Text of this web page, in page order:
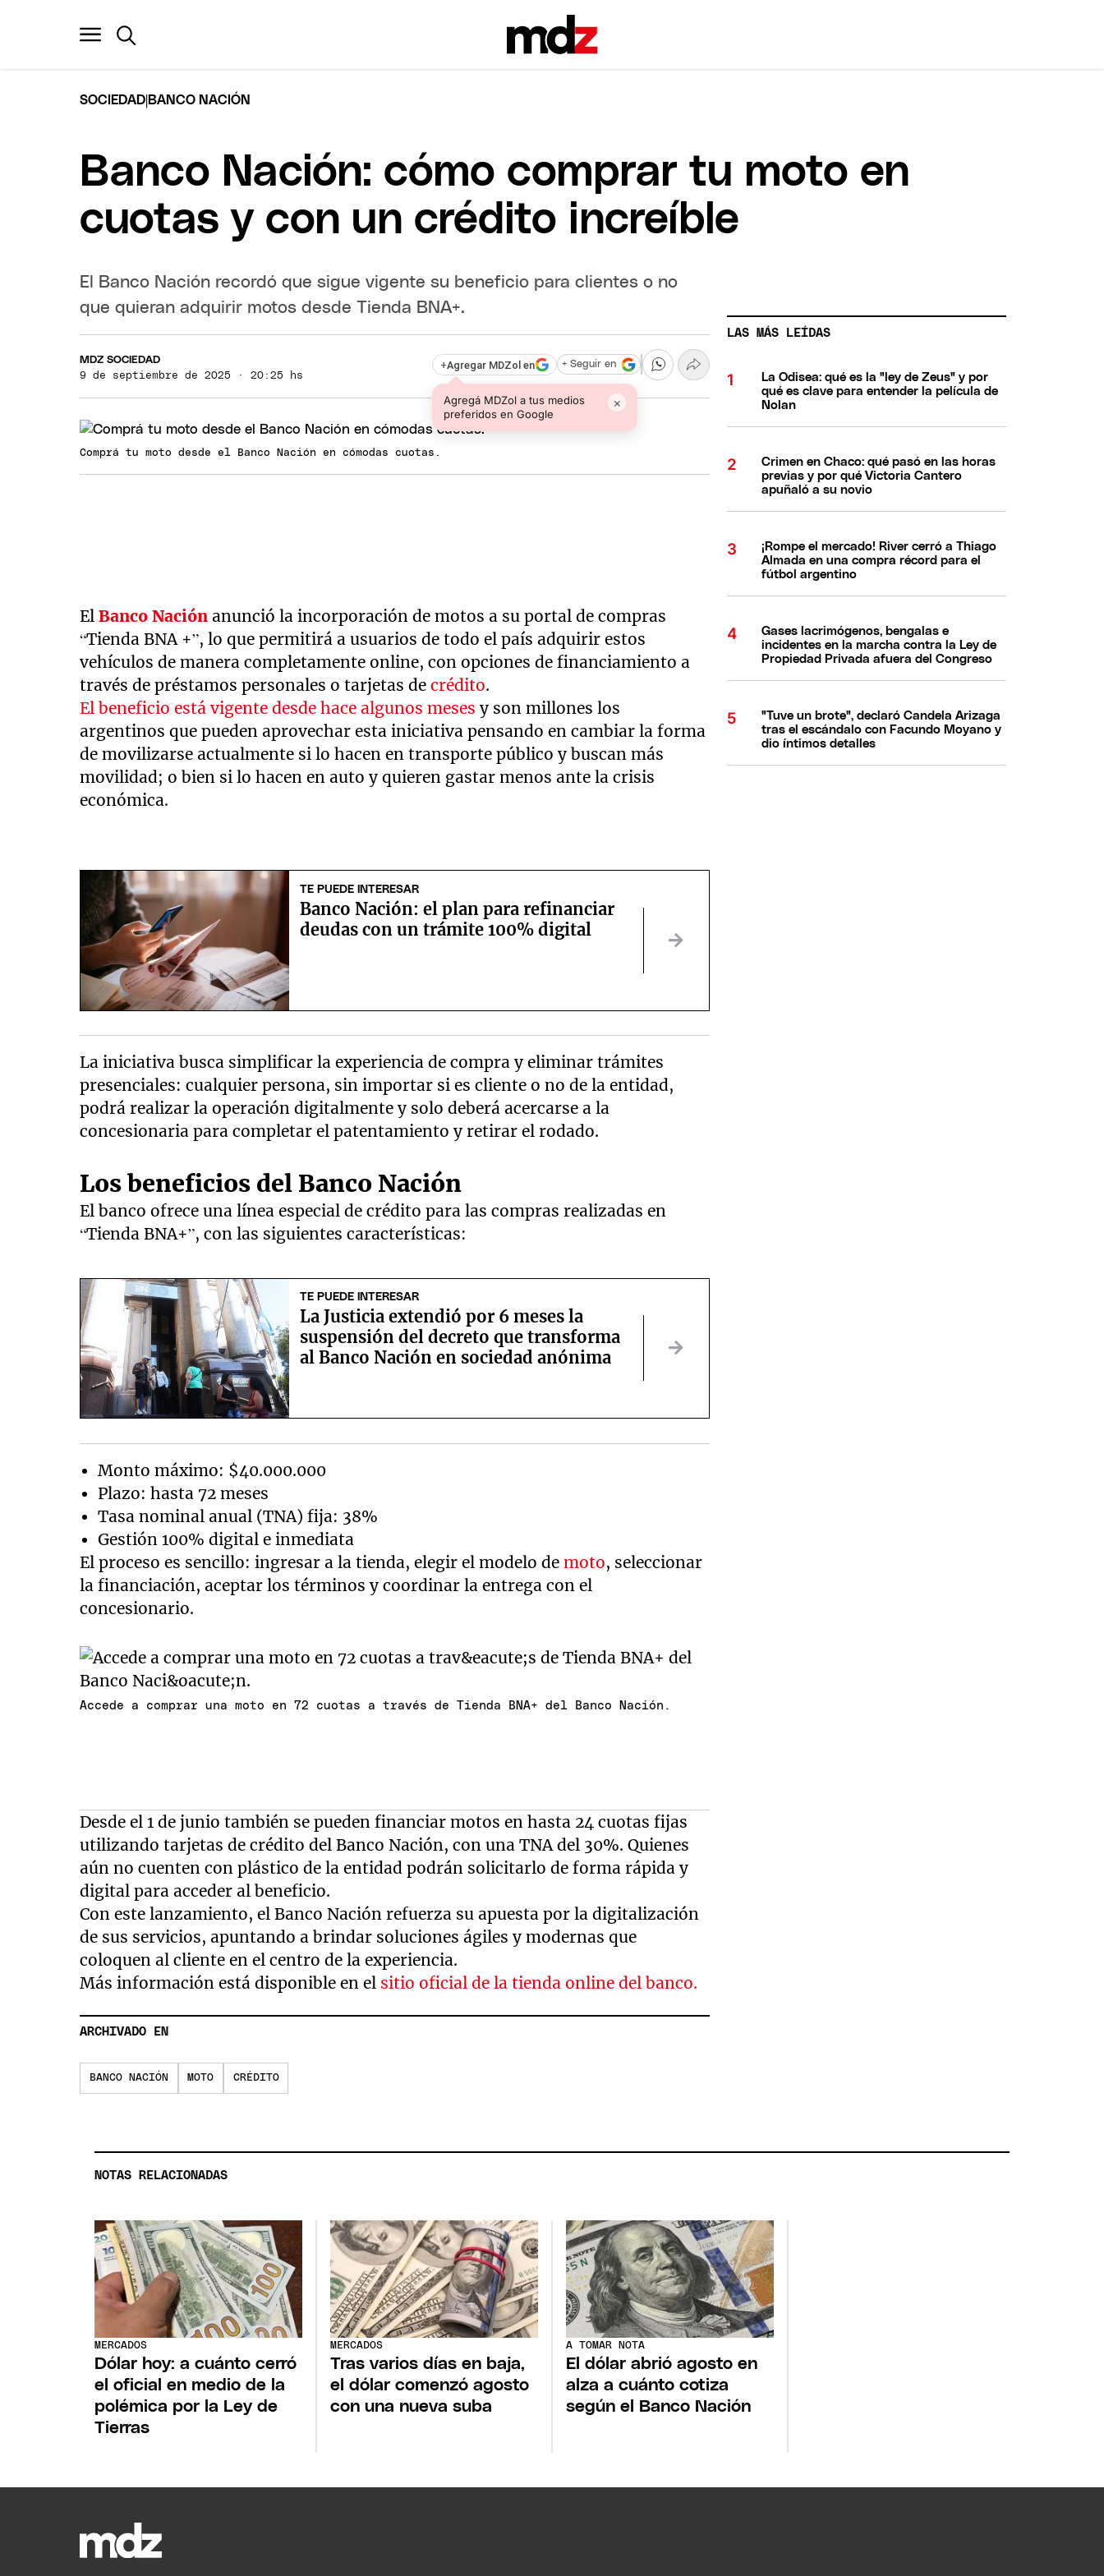
SOCIEDAD BANCO NACIÓN
Banco Nación: cómo comprar tu moto en
cuotas y con un crédito increíble
El Banco Nación recordó que sigue vigente su beneficio para clientes o no
que quieran adquirir motos desde Tienda BNA+.
MDZ SOCIEDAD
9 de septiembre de 2025 · 20:25 hs
+Agregar MDZol en
Agregá MDZol a tus medios
preferidos en Google
×
+ Seguir en
Comprá tu moto desde el Banco Nación en cómodas cuotas.
ElBanco Nación anunció la incorporación de motos a su portal de compras
“Tienda BNA +”, lo que permitirá a usuarios de todo el país adquirir estos
vehículos de manera completamente online, con opciones de financiamiento a
través de préstamos personales o tarjetas decrédito.
El beneficio está vigente desde hace algunos meses y son millones los
argentinos que pueden aprovechar esta iniciativa pensando en cambiar la forma
de movilizarse actualmente si lo hacen en transporte público y buscan más
movilidad; o bien si lo hacen en auto y quieren gastar menos ante la crisis
económica.
TE PUEDE INTERESAR
Banco Nación: el plan para refinanciar
deudas con un trámite 100% digital
La iniciativa busca simplificar la experiencia de compra y eliminar trámites
presenciales: cualquier persona, sin importar si es cliente o no de la entidad,
podrá realizar la operación digitalmente y solo deberá acercarse a la
concesionaria para completar el patentamiento y retirar el rodado.
Los beneficios del Banco Nación
El banco ofrece una línea especial de crédito para las compras realizadas en
“Tienda BNA+”, con las siguientes características:
TE PUEDE INTERESAR
La Justicia extendió por 6 meses la
suspensión del decreto que transforma
al Banco Nación en sociedad anónima
Monto máximo: $40.000.000
Plazo: hasta 72 meses
Tasa nominal anual (TNA) fija: 38%
Gestión 100% digital e inmediata
El proceso es sencillo: ingresar a la tienda, elegir el modelo demoto, seleccionar
la financiación, aceptar los términos y coordinar la entrega con el
concesionario.
Accede a comprar una moto en 72 cuotas a través de Tienda BNA+ del Banco Nación.
Desde el 1 de junio también se pueden financiar motos en hasta 24 cuotas fijas
utilizando tarjetas de crédito del Banco Nación, con una TNA del 30%. Quienes
aún no cuenten con plástico de la entidad podrán solicitarlo de forma rápida y
digital para acceder al beneficio.
Con este lanzamiento, el Banco Nación refuerza su apuesta por la digitalización
de sus servicios, apuntando a brindar soluciones ágiles y modernas que
coloquen al cliente en el centro de la experiencia.
Más información está disponible en el sitio oficial de la tienda online del banco.
ARCHIVADO EN
BANCO NACIÓN MOTO CRÉDITO
LAS MÁS LEÍDAS
La Odisea: qué es la "ley de Zeus" y por
qué es clave para entender la película de
Nolan
Crimen en Chaco: qué pasó en las horas
previas y por qué Victoria Cantero
apuñaló a su novio
¡Rompe el mercado! River cerró a Thiago
Almada en una compra récord para el
fútbol argentino
Gases lacrimógenos, bengalas e
incidentes en la marcha contra la Ley de
Propiedad Privada afuera del Congreso
"Tuve un brote", declaró Candela Arizaga
tras el escándalo con Facundo Moyano y
dio íntimos detalles
NOTAS RELACIONADAS
MERCADOS
Dólar hoy: a cuánto cerró
el oficial en medio de la
polémica por la Ley de
Tierras
MERCADOS
Tras varios días en baja,
el dólar comenzó agosto
con una nueva suba
A TOMAR NOTA
El dólar abrió agosto en
alza a cuánto cotiza
según el Banco Nación